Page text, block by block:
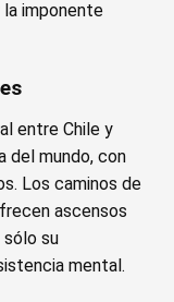
imponente
entre Chile y
del mundo, con
Los caminos de
ascensos
sólo su
mental.